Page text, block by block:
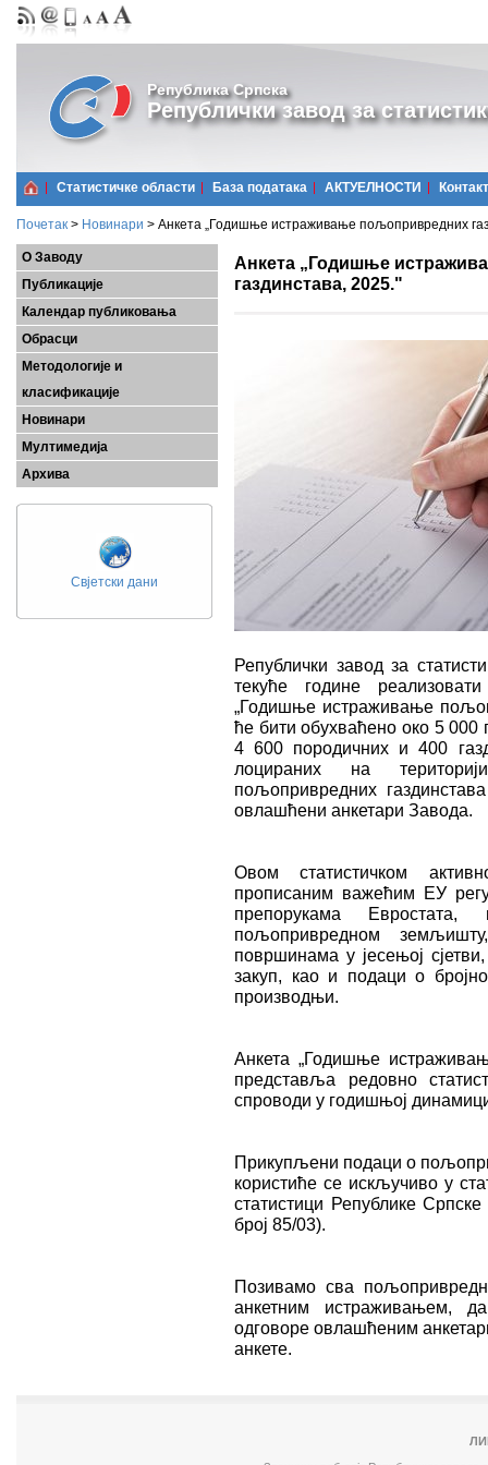
Република Српска
Републички завод за
Статистичке области Базa података АКТУЕЛНОСТИ Контакт
Почетак > Новинари > Анкета „Годишње истраживање пољопривредних
О Заводу
Публикације
Календар публиковања
Обрасци
Методологије и
класификације
Новинари
Мултимедија
Архива
Свјетски дани
Анкета „Годишње
газдинстава, 2025."
Републички завод за
текуће године
„Годишње истраживање
ће бити обухваћенo око 5 000
4 600 породичних и 400
лоцираних на
пољопривредних
овлашћени анкетари Завода.
Овом статистичком
прописаним важећим ЕУ
препорукама
пољопривредном
површинама у јесењој
закуп, као и подаци о
производњи.
Анкета „Годишње
представља редовно
спроводи у годишњој
Прикупљени подаци о
користиће се искључиво у
статистици Републике
број 85/03).
Позивамо сва
анкетним истраживањем,
одговоре овлашћеним
анкете.